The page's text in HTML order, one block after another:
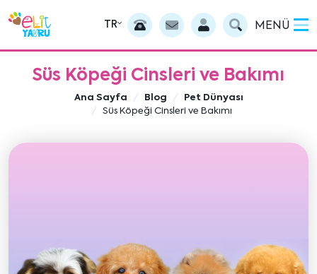
TR MENÜ
Süs Köpeği Cinsleri ve Bakımı
Ana Sayfa Blog
Pet Dünyası
Süs Köpeği Cinsleri ve Bakımı